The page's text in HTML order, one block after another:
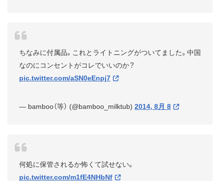
ちなみに付属品。これとライトニングがついてました。中国
なのにコンセントがコレでいいのか？
pic.twitter.com/aSN0eEnpj7
— bamboo（等） (@bamboo_milktub) 2014, 8月 8
何処に保管されるか怖くて試せない。
pic.twitter.com/m1fE4NHbNf